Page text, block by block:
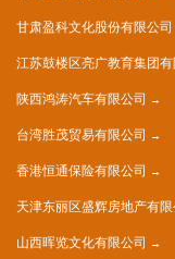
甘肃盈科文化股份有限公司
江苏鼓楼区亮广教育集团有
陕西鸿涛汽车有限公司
台湾胜茂贸易有限公司
香港恒通保险有限公司
天津东丽区盛辉房地产有限
山西晖览文化有限公司